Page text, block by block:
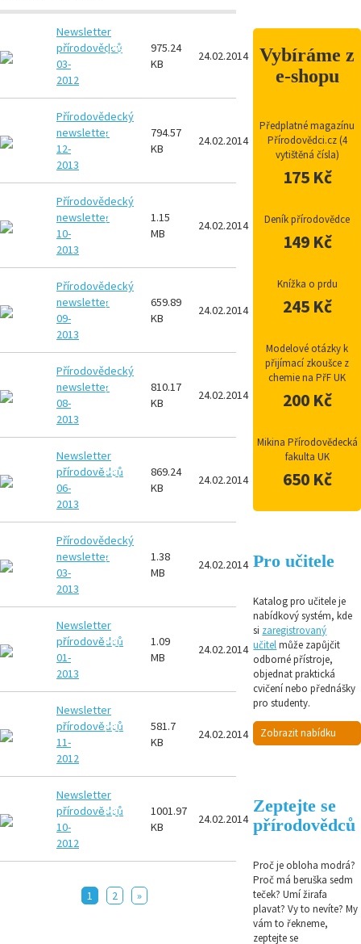
Newsletter
přírodovědců
03-
2012
JPG
975.24
KB
24.02.2014
Přírodovědecký
newsletter
12-
2013
PDF
794.57
KB
24.02.2014
Přírodovědecký
newsletter
10-
2013
PDF
1.15
MB
24.02.2014
Přírodovědecký
newsletter
09-
2013
PDF
659.89
KB
24.02.2014
Přírodovědecký
newsletter
08-
2013
PDF
810.17
KB
24.02.2014
Newsletter
přírodovědců
06-
2013
PDF
869.24
KB
24.02.2014
Přírodovědecký
newsletter
03-
2013
PDF
1.38
MB
24.02.2014
Newsletter
přírodovědců
01-
2013
PDF
1.09
MB
24.02.2014
Newsletter
přírodovědců
11-
2012
PDF
581.7
KB
24.02.2014
Newsletter
přírodovědců
10-
2012
PDF
1001.97
KB
24.02.2014
1 2 »
Vybíráme z
e-shopu
Předplatné magazínu
Přírodovědci.cz (4
vytištěná čísla)
175 Kč
Deník přírodovědce
149 Kč
Knížka o prdu
245 Kč
Modelové otázky k
přijímací zkoušce z
chemie na PřF UK
200 Kč
Mikina Přírodovědecká
fakulta UK
650 Kč
Pro učitele
Katalog pro učitele je
nabídkový systém, kde
si zaregistrovaný
učitelmůže zapůjčit
odborné přístroje,
objednat praktická
cvičení nebo přednášky
pro studenty.
Zobrazit nabídku
Zeptejte se
přírodovědců
Proč je obloha modrá?
Proč má beruška sedm
teček? Umí žirafa
plavat? Vy to nevíte? My
vám to řekneme,
zeptejte se